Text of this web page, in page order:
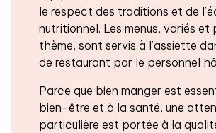
le respect des traditions et de
nutritionnel. Les menus, variés et
thème, sont servis à l’assiette
de restaurant par le personnel
Parce que bien manger est
bien-être et à la santé, une
particulière est portée à la